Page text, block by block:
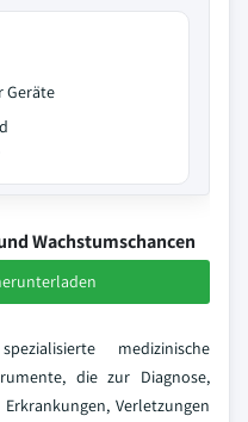
Geräte
Wachstumschancen
medizinische
die zur Diagnose,
Verletzungen